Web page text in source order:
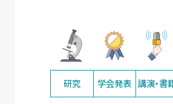
研究 学会発表 講演・書